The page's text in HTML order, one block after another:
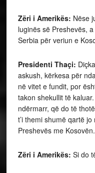
Zëri i Amerikës: Nëse
luginës së Preshevës,
Serbia për veriun e
Presidenti Thaçi:
askush, kërkesa për
në vitet e fundit, por
takon shekullit të
ndërmarr, që do të
t’i themi shumë qartë
Preshevës me Kosovën.
Zëri i Amerikës: Si do